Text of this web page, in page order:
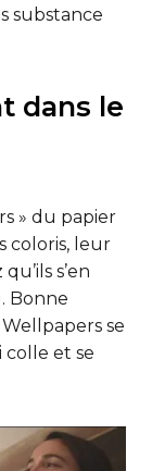
substance
dans le
» du papier
coloris, leur
s’en
Bonne
se
colle et se